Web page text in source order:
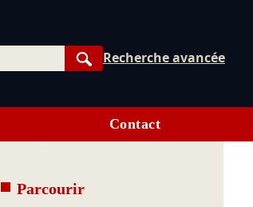
Rechercher
Recherche avancée
Contact
Parcourir